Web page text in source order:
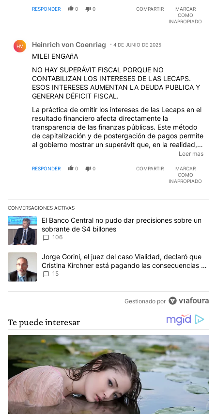
RESPONDER 0 0 COMPARTIR
MARCAR
COMO
INAPROPIADO
HV Heinrich von Coenriag 4 DE JUNIO DE 2025
MILEI ENGAñA
NO HAY SUPERÁVIT FISCAL PORQUE NO
CONTABILIZAN LOS INTERESES DE LAS LECAPS.
ESOS INTERESES AUMENTAN LA DEUDA PUBLICA Y
GENERAN DÉFICIT FISCAL.
La práctica de omitir los intereses de las Lecaps en el
resultado financiero afecta directamente la
transparencia de las finanzas públicas. Este método
de capitalización y de postergación de pagos permite
al gobierno mostrar un superávit que, en la realidad,
podría ser menor o incluso revertirse en un déficit.
contabilizados podría restar alrededor de 1,8 puntos
porcentuales del PIB al resultado financiero de este
balances presentados reflejan un equilibrio real o uno
mantenido por métodos contables debatibles.
Leer mas
RESPONDER 0 0 COMPARTIR
MARCAR
COMO
INAPROPIADO
CONVERSACIONES ACTIVAS
Este listado muestra los artículos con más comentarios en los
Un artículo de tendencia con el título "El Banco Central no pudo
El Banco Central no pudo dar precisiones sobre un
sobrante de $4 billones
106
Un artículo de tendencia con el título "Jorge Gorini, el juez del
Jorge Gorini, el juez del caso Vialidad, declaró que
Cristina Kirchner está pagando las consecuencias de
cometer "un delito comprobado"
15
Gestionado por